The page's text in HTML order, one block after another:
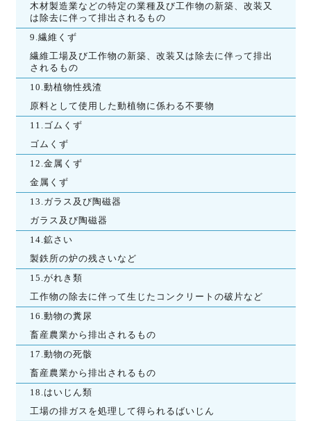
木材製造業などの特定の業種及び工作物の新築、改装又
は除去に伴って排出されるもの
9.繊維くず
繊維工場及び工作物の新築、改装又は除去に伴って排出
されるもの
10.動植物性残渣
原料として使用した動植物に係わる不要物
11.ゴムくず
ゴムくず
12.金属くず
金属くず
13.ガラス及び陶磁器
ガラス及び陶磁器
14.鉱さい
製鉄所の炉の残さいなど
15.がれき類
工作物の除去に伴って生じたコンクリートの破片など
16.動物の糞尿
畜産農業から排出されるもの
17.動物の死骸
畜産農業から排出されるもの
18.はいじん類
工場の排ガスを処理して得られるばいじん